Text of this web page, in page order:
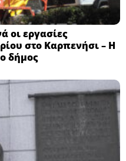
οι εργασίες
στο Καρπενήσι – Η
δήμος